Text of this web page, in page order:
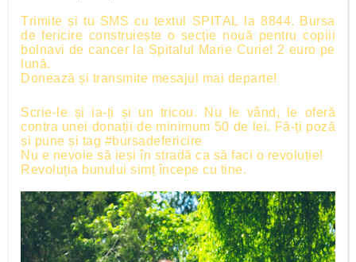
Trimite și tu SMS cu textul SPITAL la 8844. Bursa
de fericire construiește o secție nouă pentru copiii
bolnavi de cancer la Spitalul Marie Curie! 2 euro pe
lună.
Donează și transmite mesajul mai departe!
Scrie-le și ia-ți și un tricou. Nu le vând, le oferă
contra unei donații de minimum 50 de lei. Fă-ți poză
și pune și tag #bursadefericire
Nu e nevoie să ieși în stradă ca să faci o revoluție!
Revoluția bunului simț începe cu tine.